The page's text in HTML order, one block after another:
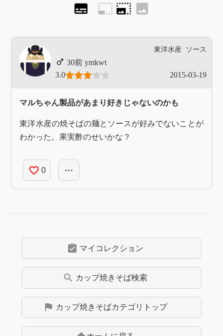
subtitles photo_size_select_small photo_size_select_large image
東洋水産 ソース
ymkwt
3.0
2015-03-19
マルちゃん製品があまり好きじゃないのかも
東洋水産の焼そばの麺とソースが好みでないことが
わかった。果実酢のせいかな？
favorite_border 0 more_horiz
assignment_turned_in マイコレクション
search カップ焼きそば検索
flag カップ焼きそばカテゴリトップ